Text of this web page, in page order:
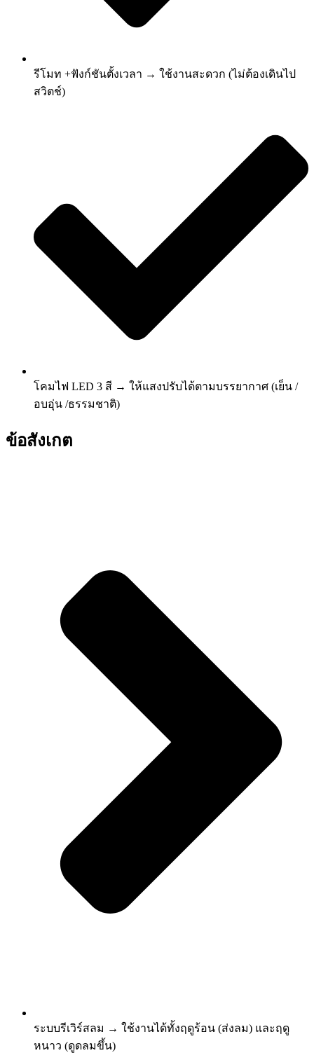
รีโมท +ฟังก์ชันตั้งเวลา → ใช้งานสะดวก (ไม่ต้องเดินไป
สวิตช์)
โคมไฟ LED 3 สี → ให้แสงปรับได้ตามบรรยากาศ (เย็น /
อบอุ่น /ธรรมชาติ)
ข้อสังเกต
ระบบรีเวิร์สลม → ใช้งานได้ทั้งฤดูร้อน (ส่งลม) และฤดู
หนาว (ดูดลมขึ้น)